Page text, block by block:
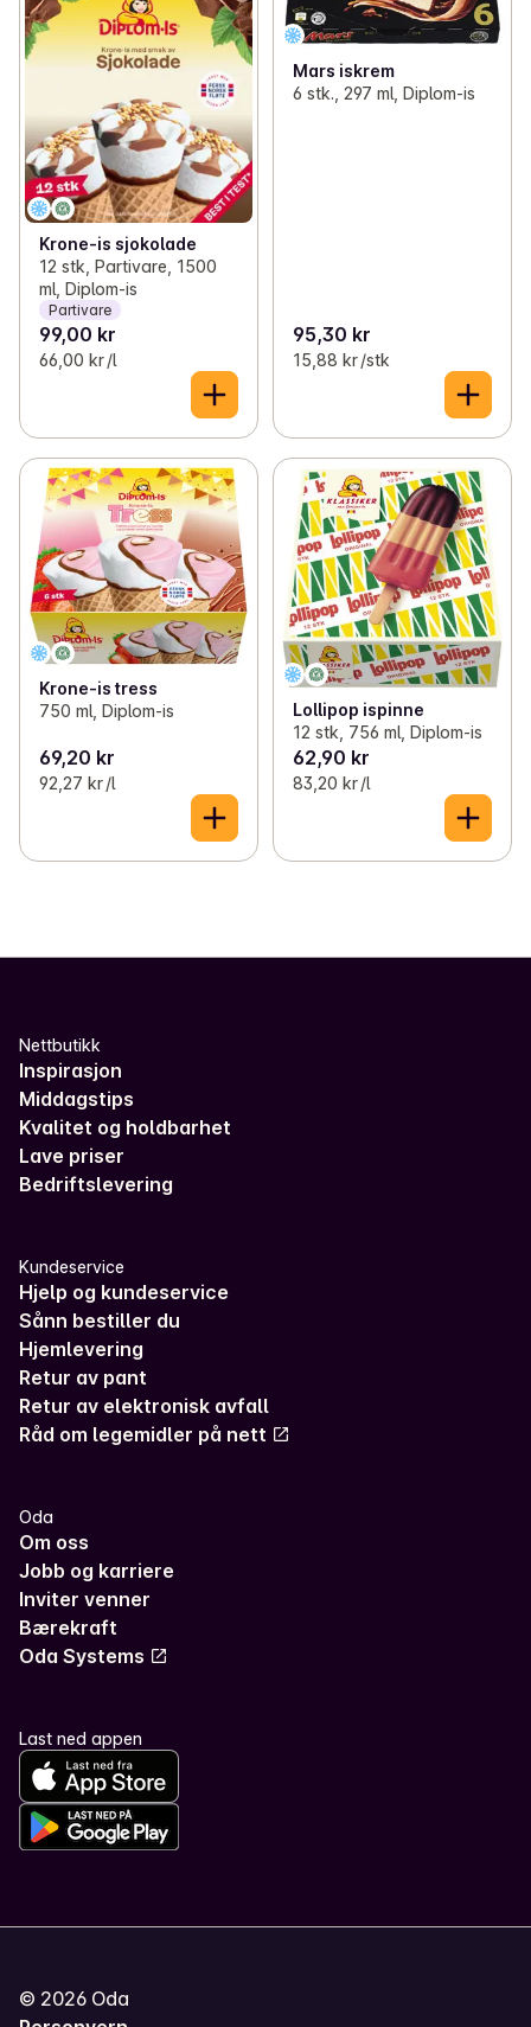
Krone-is sjokolade
12 stk, Partivare, 1500
ml, Diplom-is
Partivare
99,00 kr
66,00 kr /l
Mars iskrem
6 stk., 297 ml, Diplom-is
95,30 kr
15,88 kr /stk
Krone-is tress
750 ml, Diplom-is
69,20 kr
92,27 kr /l
Lollipop ispinne
12 stk, 756 ml, Diplom-is
62,90 kr
83,20 kr /l
Nettbutikk
Inspirasjon
Middagstips
Kvalitet og holdbarhet
Lave priser
Bedriftslevering
Kundeservice
Hjelp og kundeservice
Sånn bestiller du
Hjemlevering
Retur av pant
Retur av elektronisk avfall
Råd om legemidler på nett
Oda
Om oss
Jobb og karriere
Inviter venner
Bærekraft
Oda Systems
Last ned appen
© 2026 Oda